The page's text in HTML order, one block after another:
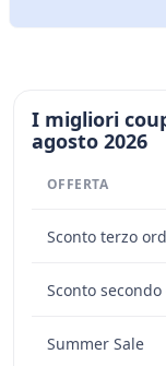
I migliori
agosto 2026
OFFERTA
Sconto terzo
Sconto
Summer Sale